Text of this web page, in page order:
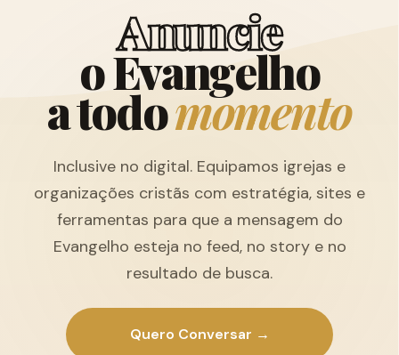
Anuncie
oEvangelho
atodomomento
Inclusive no digital. Equipamos igrejas e
organizações cristãs com estratégia, sites e
ferramentas para que a mensagem do
Evangelho esteja no feed, no story e no
resultado de busca.
Quero Conversar →